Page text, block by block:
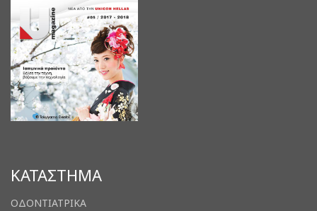
ΚΑΤΑΣΤΗΜΑ
ΟΔΟΝΤΙΑΤΡΙΚΑ